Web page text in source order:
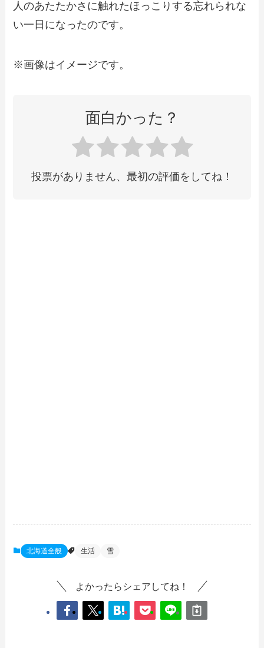
人のあたたかさに触れたほっこりする忘れられな
い一日になったのです。
※画像はイメージです。
面白かった？
投票がありません、最初の評価をしてね！
北海道全般 生活 雪
よかったらシェアしてね！